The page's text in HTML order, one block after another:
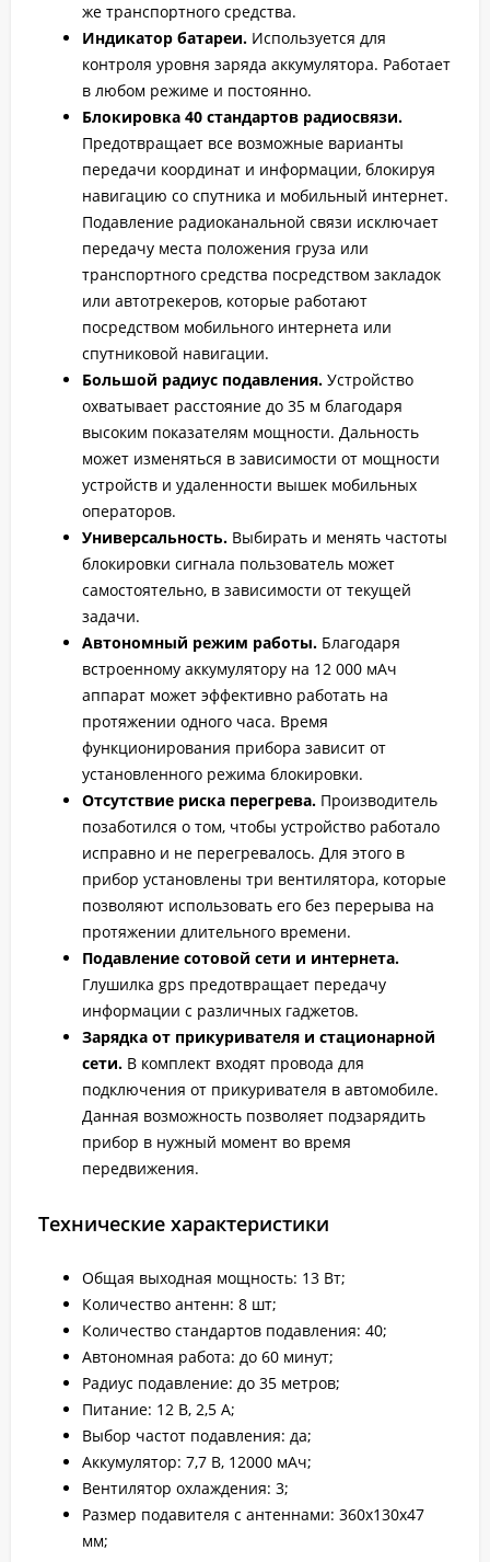
же транспортного средства.
Индикатор батареи. Используется для
контроля уровня заряда аккумулятора. Работает
в любом режиме и постоянно.
Блокировка 40 стандартов радиосвязи.
Предотвращает все возможные варианты
передачи координат и информации, блокируя
навигацию со спутника и мобильный интернет.
Подавление радиоканальной связи исключает
передачу места положения груза или
транспортного средства посредством закладок
или автотрекеров, которые работают
посредством мобильного интернета или
спутниковой навигации.
Большой радиус подавления. Устройство
охватывает расстояние до 35 м благодаря
высоким показателям мощности. Дальность
может изменяться в зависимости от мощности
устройств и удаленности вышек мобильных
операторов.
Универсальность. Выбирать и менять частоты
блокировки сигнала пользователь может
самостоятельно, в зависимости от текущей
задачи.
Автономный режим работы. Благодаря
встроенному аккумулятору на 12 000 мАч
аппарат может эффективно работать на
протяжении одного часа. Время
функционирования прибора зависит от
установленного режима блокировки.
Отсутствие риска перегрева. Производитель
позаботился о том, чтобы устройство работало
исправно и не перегревалось. Для этого в
прибор установлены три вентилятора, которые
позволяют использовать его без перерыва на
протяжении длительного времени.
Подавление сотовой сети и интернета.
Глушилка gps предотвращает передачу
информации с различных гаджетов.
Зарядка от прикуривателя и стационарной
сети. В комплект входят провода для
подключения от прикуривателя в автомобиле.
Данная возможность позволяет подзарядить
прибор в нужный момент во время
передвижения.
Технические характеристики
Общая выходная мощность: 13 Вт;
Количество антенн: 8 шт;
Количество стандартов подавления: 40;
Автономная работа: до 60 минут;
Радиус подавление: до 35 метров;
Питание: 12 В, 2,5 А;
Выбор частот подавления: да;
Аккумулятор: 7,7 В, 12000 мАч;
Вентилятор охлаждения: 3;
Размер подавителя с антеннами: 360x130x47
мм;